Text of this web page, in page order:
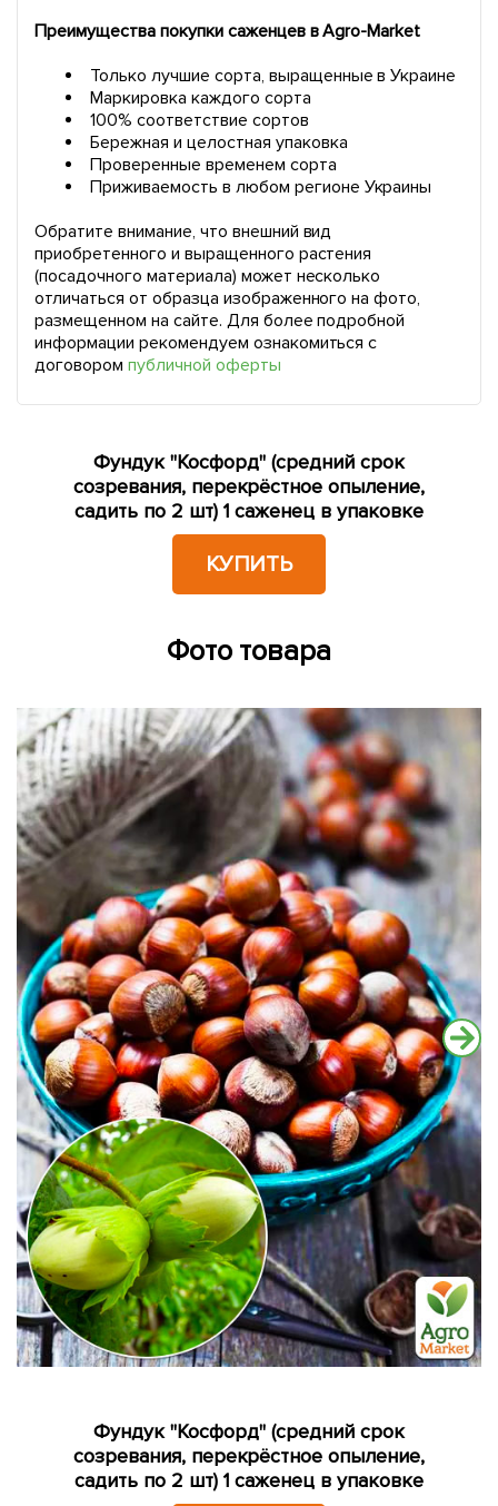
Преимущества покупки саженцев в Agro-Market
Только лучшие сорта, выращенные в Украине
Маркировка каждого сорта
100% соответствие сортов
Бережная и целостная упаковка
Проверенные временем сорта
Приживаемость в любом регионе Украины
Обратите внимание, что внешний вид
приобретенного и выращенного растения
(посадочного материала) может несколько
отличаться от образца изображенного на фото,
размещенном на сайте. Для более подробной
информации рекомендуем ознакомиться с
договором публичной оферты
Фундук "Косфорд" (средний срок
созревания, перекрёстное опыление,
садить по 2 шт) 1 саженец в упаковке
КУПИТЬ
Фото товара
Фундук "Косфорд" (средний срок
созревания, перекрёстное опыление,
садить по 2 шт) 1 саженец в упаковке